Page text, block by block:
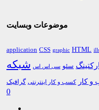
موضوعات وبسایت
application CSS graphic HTML
سئو سی اس اس شبکه
کار کسب و کار اینترنتی گرافیک
0